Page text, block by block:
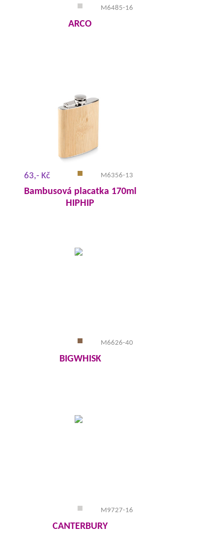
M6485-16
ARCO
63,- Kč M6356-13
Bambusová placatka 170ml
HIPHIP
M6626-40
BIGWHISK
M9727-16
CANTERBURY